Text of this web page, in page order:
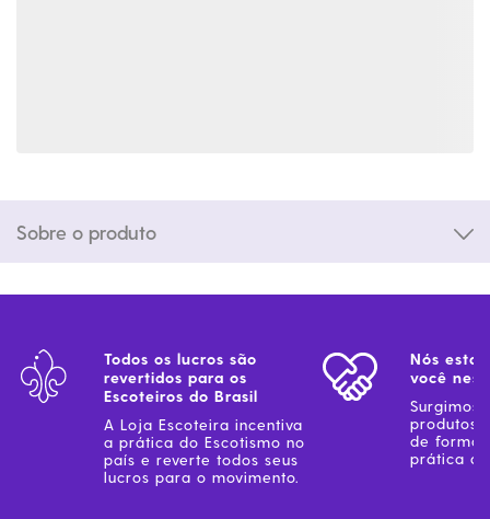
Sobre o produto
Todos os lucros são
revertidos para os
Escoteiros do Brasil
A Loja Escoteira incentiva
a prática do Escotismo no
país e reverte todos seus
lucros para o movimento.
Nós
você
Surgimos
produtos
de forma
prática